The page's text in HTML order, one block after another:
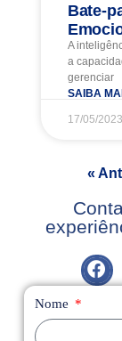
Bate-
A
a
gerenciar
SAIBA
17/05/2023
«
Nome